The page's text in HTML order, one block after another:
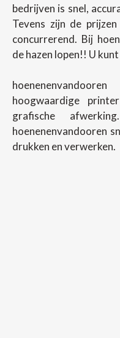
bedrijven is snel,
Tevens zijn de
concurrerend. Bij
de hazen lopen!! U
hoogwaardige
grafische
hoenenenvandooren
drukken en verwerken.